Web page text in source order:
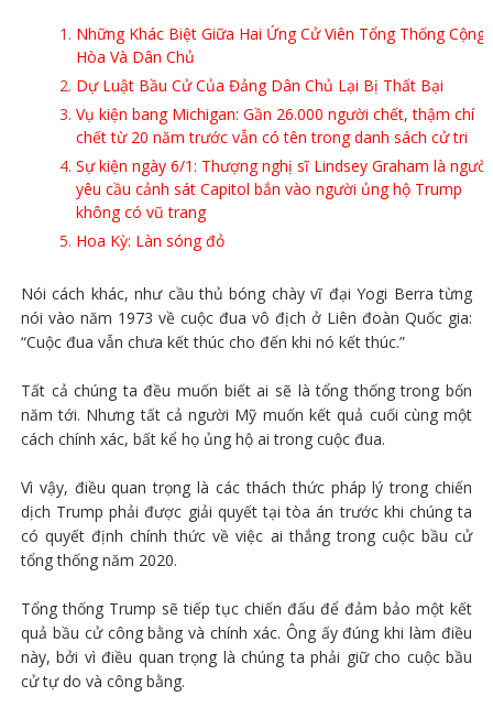
Những Khác Biệt Giữa Hai Ứng Cử Viên Tổng Thống Cộng
Hòa Và Dân Chủ
Dự Luật Bầu Cử Của Đảng Dân Chủ Lại Bị Thất Bại
Vụ kiện bang Michigan: Gần 26.000 người chết, thậm chí
chết từ 20 năm trước vẫn có tên trong danh sách cử tri
Sự kiện ngày 6/1: Thượng nghị sĩ Lindsey Graham là người
yêu cầu cảnh sát Capitol bắn vào người ủng hộ Trump
không có vũ trang
Hoa Kỳ: Làn sóng đỏ
Nói cách khác, như cầu thủ bóng chày vĩ đại Yogi Berra từng
nói vào năm 1973 về cuộc đua vô địch ở Liên đoàn Quốc gia:
“Cuộc đua vẫn chưa kết thúc cho đến khi nó kết thúc.”
Tất cả chúng ta đều muốn biết ai sẽ là tổng thống trong bốn
năm tới. Nhưng tất cả người Mỹ muốn kết quả cuối cùng một
cách chính xác, bất kể họ ủng hộ ai trong cuộc đua.
Vì vậy, điều quan trọng là các thách thức pháp lý trong chiến
dịch Trump phải được giải quyết tại tòa án trước khi chúng ta
có quyết định chính thức về việc ai thắng trong cuộc bầu cử
tổng thống năm 2020.
Tổng thống Trump sẽ tiếp tục chiến đấu để đảm bảo một kết
quả bầu cử công bằng và chính xác. Ông ấy đúng khi làm điều
này, bởi vì điều quan trọng là chúng ta phải giữ cho cuộc bầu
cử tự do và công bằng.